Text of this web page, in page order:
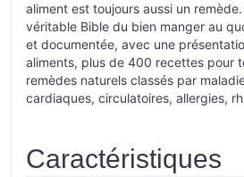
aliment est toujours aussi un
véritable Bible du bien manger au
et documentée, avec une
aliments, plus de 400 recettes pour
remèdes naturels classés par
cardiaques, circulatoires, allergies,
Caractéristiques